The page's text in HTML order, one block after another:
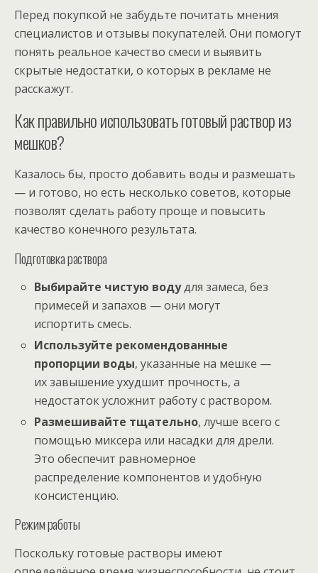
Перед покупкой не забудьте почитать мнения
специалистов и отзывы покупателей. Они помогут
понять реальное качество смеси и выявить
скрытые недостатки, о которых в рекламе не
расскажут.
Как правильно использовать готовый раствор из
мешков?
Казалось бы, просто добавить воды и размешать
— и готово, но есть несколько советов, которые
позволят сделать работу проще и повысить
качество конечного результата.
Подготовка раствора
Выбирайте чистую водудля замеса, без
примесей и запахов — они могут
испортить смесь.
Используйте рекомендованные
пропорции воды, указанные на мешке —
их завышение ухудшит прочность, а
недостаток усложнит работу с раствором.
Размешивайте тщательно, лучше всего с
помощью миксера или насадки для дрели.
Это обеспечит равномерное
распределение компонентов и удобную
консистенцию.
Режим работы
Поскольку готовые растворы имеют